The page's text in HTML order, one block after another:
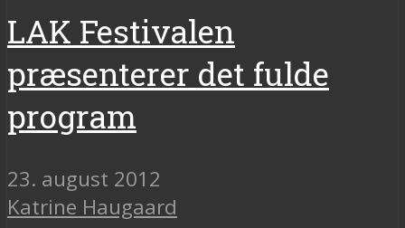
LAK Festivalen
præsenterer det fulde
program
23. august 2012
Katrine Haugaard